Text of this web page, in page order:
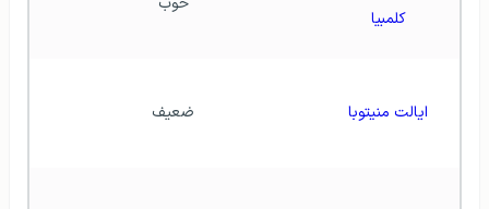
کلمبیا
ایالت منیتوبا ضعیف